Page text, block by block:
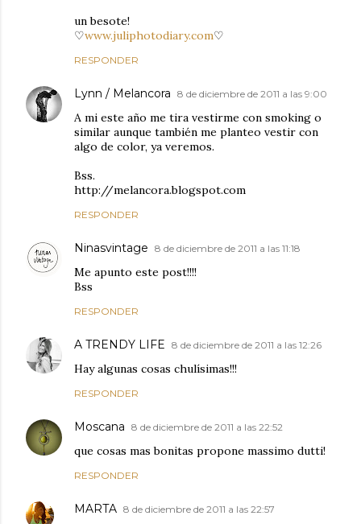
un besote!
♡www.juliphotodiary.com♡
RESPONDER
Lynn / Melancora 8 de diciembre de 2011 a las 9:00
A mi este año me tira vestirme con smoking o
similar aunque también me planteo vestir con
algo de color, ya veremos.
Bss.
http://melancora.blogspot.com
RESPONDER
Ninasvintage 8 de diciembre de 2011 a las 11:18
Me apunto este post!!!!
Bss
RESPONDER
A TRENDY LIFE 8 de diciembre de 2011 a las 12:26
Hay algunas cosas chulísimas!!!
RESPONDER
Moscana 8 de diciembre de 2011 a las 22:52
que cosas mas bonitas propone massimo dutti!
RESPONDER
MARTA 8 de diciembre de 2011 a las 22:57